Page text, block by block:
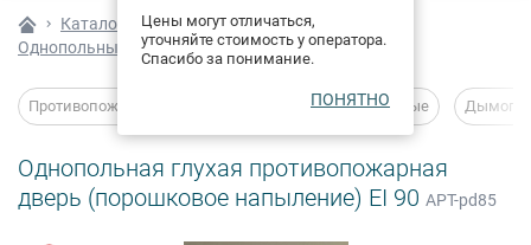
Фотогалерея
Доставка и монтаж
Оплата
Сертификаты
Цены могут отличаться,
уточняйте стоимость у оператора.
Спасибо за понимание.
ПОНЯТНО
Каталог
Противопожарные двери
Однопольные двери ei60
Противопожарные двери Остекленные
Однопольная глухая противопожарная
дверь (порошковое напыление) EI 90 АРТ-pd85